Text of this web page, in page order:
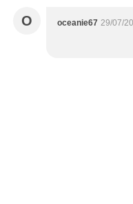
O oceanie67 29/07/